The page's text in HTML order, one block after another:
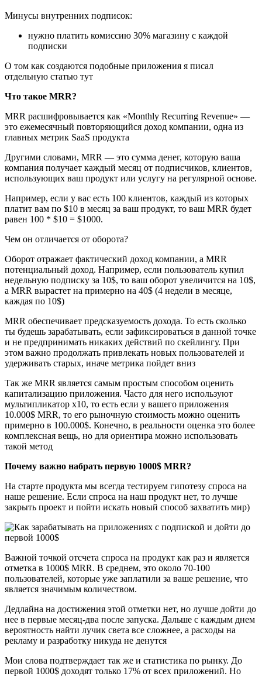
Минусы внутренних подписок:
нужно платить комиссию 30% магазину с каждой
подписки
О том как создаются подобные приложения я писал
отдельную статью тут
Что такое MRR?
MRR расшифровывается как «Monthly Recurring Revenue» —
это ежемесячный повторяющийся доход компании, одна из
главных метрик SaaS продукта
Другими словами, MRR — это сумма денег, которую ваша
компания получает каждый месяц от подписчиков, клиентов,
использующих ваш продукт или услугу на регулярной основе.
Например, если у вас есть 100 клиентов, каждый из которых
платит вам по $10 в месяц за ваш продукт, то ваш MRR будет
равен 100 * $10 = $1000.
Чем он отличается от оборота?
Оборот отражает фактический доход компании, а MRR
потенциальный доход. Например, если пользователь купил
недельную подписку за 10$, то ваш оборот увеличится на 10$,
а MRR вырастет на примерно на 40$ (4 недели в месяце,
каждая по 10$)
MRR обеспечивает предсказуемость дохода. То есть сколько
ты будешь зарабатывать, если зафиксироваться в данной точке
и не предпринимать никаких действий по скейлингу. При
этом важно продолжать привлекать новых пользователей и
удерживать старых, иначе метрика пойдет вниз
Так же MRR является самым простым способом оценить
капитализацию приложения. Часто для него используют
мультипликатор x10, то есть если у вашего приложения
10.000$ MRR, то его рыночную стоимость можно оценить
примерно в 100.000$. Конечно, в реальности оценка это более
комплексная вещь, но для ориентира можно использовать
такой метод
Почему важно набрать первую 1000$ MRR?
На старте продукта мы всегда тестируем гипотезу спроса на
наше решение. Если спроса на наш продукт нет, то лучше
закрыть проект и пойти искать новый способ захватить мир)
Важной точкой отсчета спроса на продукт как раз и является
отметка в 1000$ MRR. В среднем, это около 70-100
пользователей, которые уже заплатили за ваше решение, что
является значимым количеством.
Дедлайна на достижения этой отметки нет, но лучше дойти до
нее в первые месяц-два после запуска. Дальше с каждым днем
вероятность найти лучик света все сложнее, а расходы на
рекламу и разработку никуда не денутся
Мои слова подтверждает так же и статистика по рынку. До
первой 1000$ доходят только 17% от всех приложений. Но